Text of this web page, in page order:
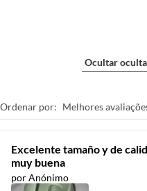
A restituição imediata da
O abatimento proporcional no
Produtos em PERFEITO ESTADO
Para a compra via Site ou
A troca de produtos em perfeito
qualquer tipo de vício, não é
em perfeito estado, em sua
da respectiva Nota Fiscal, a
Ocultar
Ordenar por: Melhores
Excelente tamaño y de
muy buena
por Anónimo